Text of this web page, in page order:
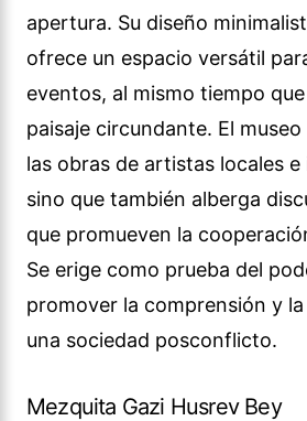
apertura. Su diseño
ofrece un espacio versátil
eventos, al mismo tiempo
paisaje circundante. El
las obras de artistas locales
sino que también alberga
que promueven la
Se erige como prueba del
promover la comprensión y
una sociedad posconflicto.
Mezquita Gazi Husrev Bey